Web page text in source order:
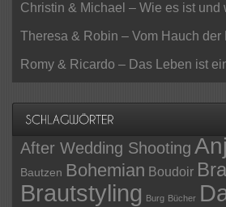
Christin & Michael – Wie es ist und
Theresa & Robin – Vom Hauch der
Romy & Ricardo – Das Leben ist
After Wedding Shooting
Bautzen Bohemian Boudoir
Brautstyling Burg Bücher